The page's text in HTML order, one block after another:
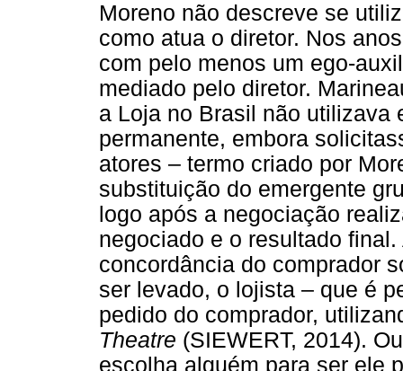
Moreno não descreve se
como atua o diretor. Nos
com pelo menos um ego-
mediado pelo diretor.
a Loja no Brasil não utilizava
permanente, embora
atores – termo criado por
substituição do emergente
logo após a negociação
negociado e o resultado
concordância do comprador
ser levado, o lojista – que é
pedido do comprador,
Theatre (SIEWERT, 2014).
escolha alguém para ser ele